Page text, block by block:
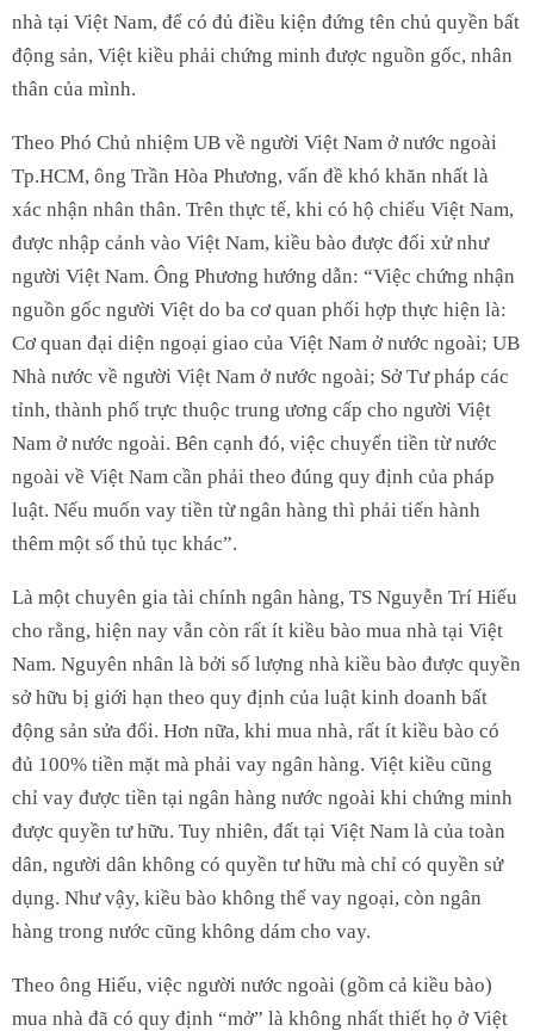
nhà tại Việt Nam, để có đủ điều kiện đứng tên chủ quyền bất
động sản, Việt kiều phải chứng minh được nguồn gốc, nhân
thân của mình.
Theo Phó Chủ nhiệm UB về người Việt Nam ở nước ngoài
Tp.HCM, ông Trần Hòa Phương, vấn đề khó khăn nhất là
xác nhận nhân thân. Trên thực tế, khi có hộ chiếu Việt Nam,
được nhập cảnh vào Việt Nam, kiều bào được đối xử như
người Việt Nam. Ông Phương hướng dẫn: “Việc chứng nhận
nguồn gốc người Việt do ba cơ quan phối hợp thực hiện là:
Cơ quan đại diện ngoại giao của Việt Nam ở nước ngoài; UB
Nhà nước về người Việt Nam ở nước ngoài; Sở Tư pháp các
tỉnh, thành phố trực thuộc trung ương cấp cho người Việt
Nam ở nước ngoài. Bên cạnh đó, việc chuyển tiền từ nước
ngoài về Việt Nam cần phải theo đúng quy định của pháp
luật. Nếu muốn vay tiền từ ngân hàng thì phải tiến hành
thêm một số thủ tục khác”.
Là một chuyên gia tài chính ngân hàng, TS Nguyễn Trí Hiếu
cho rằng, hiện nay vẫn còn rất ít kiều bào mua nhà tại Việt
Nam. Nguyên nhân là bởi số lượng nhà kiều bào được quyền
sở hữu bị giới hạn theo quy định của luật kinh doanh bất
động sản sửa đổi. Hơn nữa, khi mua nhà, rất ít kiều bào có
đủ 100% tiền mặt mà phải vay ngân hàng. Việt kiều cũng
chỉ vay được tiền tại ngân hàng nước ngoài khi chứng minh
được quyền tư hữu. Tuy nhiên, đất tại Việt Nam là của toàn
dân, người dân không có quyền tư hữu mà chỉ có quyền sử
dụng. Như vậy, kiều bào không thể vay ngoại, còn ngân
hàng trong nước cũng không dám cho vay.
Theo ông Hiếu, việc người nước ngoài (gồm cả kiều bào)
mua nhà đã có quy định “mở” là không nhất thiết họ ở Việt